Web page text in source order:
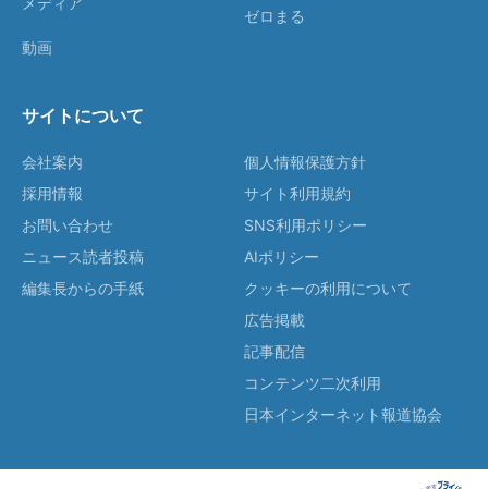
動画
ゼロまる
サイトについて
会社案内
採用情報
お問い合わせ
ニュース読者投稿
編集長からの手紙
個人情報保護方針
サイト利用規約
SNS利用ポリシー
AIポリシー
クッキーの利用について
広告掲載
記事配信
コンテンツ二次利用
日本インターネット報道協会